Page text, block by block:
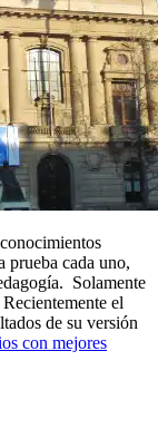
prueba cada uno,
Solamente
el
de su versión
con mejores